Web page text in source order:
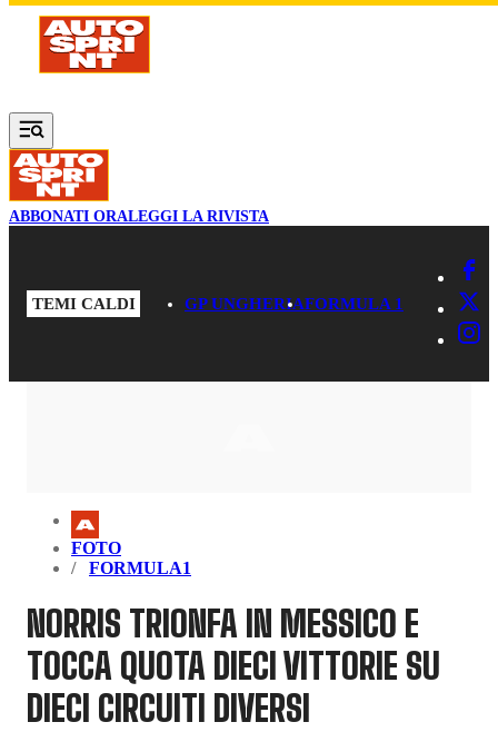
Vai al contenuto principale
ABBONATI ORALEGGI LA RIVISTA
TEMI CALDI GP UNGHERIAFORMULA 1
FOTO
FORMULA1
NORRIS TRIONFA IN MESSICO E
TOCCA QUOTA DIECI VITTORIE SU
DIECI CIRCUITI DIVERSI